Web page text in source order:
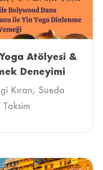
Atölyesi &
Deneyimi
Kıran, Sueda